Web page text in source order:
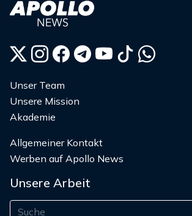
Unser Team
Unsere Mission
Akademie
Allgemeiner Kontakt
Werben auf Apollo News
Unsere Arbeit